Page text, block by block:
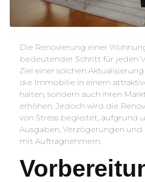
Die Renovierung einer
bedeutender Schritt für jeden
Ziel einer solchen
die Immobilie in einem
halten, sondern auch ihren
erhöhen. Jedoch wird die
von Stress begleitet, aufgrund
Ausgaben, Verzögerungen
mit Auftragnehmern.